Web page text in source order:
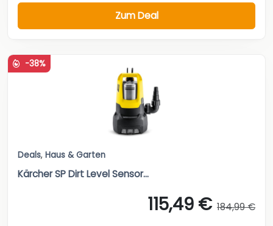
Zum Deal
-38%
Deals, Haus & Garten
Kärcher SP Dirt Level Sensor...
115,49 € 184,99 €